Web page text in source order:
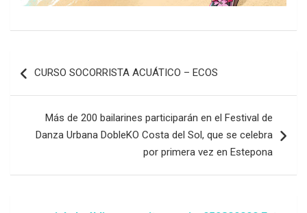
de
CURSO SOCORRISTA ACUÁTICO – ECOS
Más de 200 bailarines participarán en el Festival de
Danza Urbana DobleKO Costa del Sol, que se celebra
por primera vez en Estepona